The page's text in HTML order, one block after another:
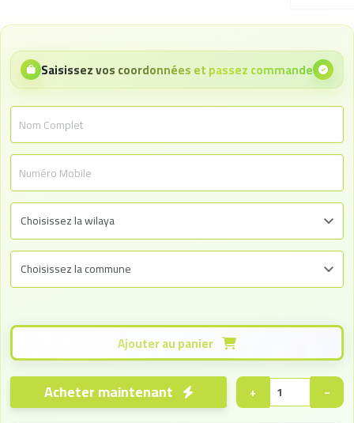
Saisissez vos coordonnées et passez commande
−
+
Acheter maintenant